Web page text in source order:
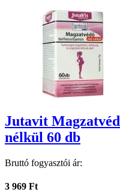
Jutavit
nélkül 60 db
Bruttó fogyasztói ár:
3 969 Ft